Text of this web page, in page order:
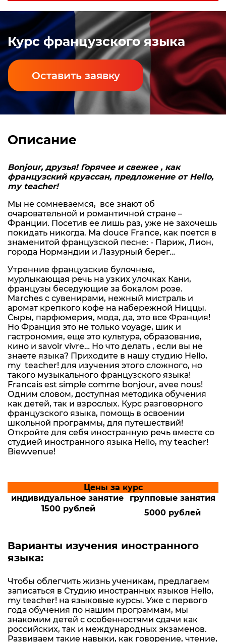
Курс французского языка
Оставить заявку
Описание
Bonjour, друзья! Горячее и свежее , как
французский круассан, предложение от Hello,
my teacher!
Мы не сомневаемся, все знают об
очаровательной и романтичной стране –
Франции. Посетив ее лишь раз, уже не захочешь
покидать никогда. Ma douce France, как поется в
знаменитой французской песне: - Париж, Лион,
города Нормандии и Лазурный берег…
Утренние французские булочные,
мурлыкающая речь на узких улочках Кани,
французы беседующие за бокалом розе.
Marches с сувенирами, нежный мистраль и
аромат крепкого кофе на набережной Ниццы.
Сыры, парфюмерия, мода, да, это все Франция!
Но Франция это не только voyage, шик и
гастрономия, еще это культура, образование,
кино и savoir vivre… Но что делать , если вы не
знаете языка? Приходите в нашу студию Hello,
my teacher! для изучения этого сложного, но
такого музыкального французского языка!
Francais est simple comme bonjour, avee nous!
Одним словом, доступная методика обучения
как детей, так и взрослых. Курс разговорного
французского языка, помощь в освоении
школьной программы, для путешествий!
Откройте для себя иностранную речь вместе со
студией иностранного языка Hello, my teacher!
Biewvenue!
Цены за курс
индивидуальное занятие
групповые занятия
1500 рублей
5000 рублей
Варианты изучения иностранного
языка:
Чтобы облегчить жизнь ученикам, предлагаем
записаться в Студию иностранных языков Hello,
my teacher! на языковые курсы. Уже с первого
года обучения по нашим программам, мы
знакомим детей с особенностями сдачи как
российских, так и международных экзаменов.
Развиваем такие навыки, как говорение, чтение,